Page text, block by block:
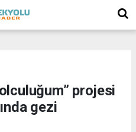
projesi
gezi